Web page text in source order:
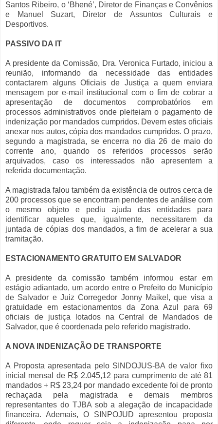
Santos Ribeiro, o ‘Bhené’, Diretor de Finanças e Convênios
e Manuel Suzart, Diretor de Assuntos Culturais e
Desportivos.
PASSIVO DA IT
A presidente da Comissão, Dra. Veronica Furtado, iniciou a
reunião, informando da necessidade das entidades
contactarem alguns Oficiais de Justiça a quem enviara
mensagem por e-mail institucional com o fim de cobrar a
apresentação de documentos comprobatórios em
processos administrativos onde pleiteiam o pagamento de
indenização por mandados cumpridos. Devem estes oficiais
anexar nos autos, cópia dos mandados cumpridos. O prazo,
segundo a magistrada, se encerra no dia 26 de maio do
corrente ano, quando os referidos processos serão
arquivados, caso os interessados não apresentem a
referida documentação.
A magistrada falou também da existência de outros cerca de
200 processos que se encontram pendentes de análise com
o mesmo objeto e pediu ajuda das entidades para
identificar aqueles que, igualmente, necessitarem da
juntada de cópias dos mandados, a fim de acelerar a sua
tramitação.
ESTACIONAMENTO GRATUITO EM SALVADOR
A presidente da comissão também informou estar em
estágio adiantado, um acordo entre o Prefeito do Município
de Salvador e Juiz Corregedor Jonny Maikel, que visa a
gratuidade em estacionamentos da Zona Azul para 69
oficiais de justiça lotados na Central de Mandados de
Salvador, que é coordenada pelo referido magistrado.
A NOVA INDENIZAÇÃO DE TRANSPORTE
A Proposta apresentada pelo SINDOJUS-BA de valor fixo
inicial mensal de R$ 2.045,12 para cumprimento de até 81
mandados + R$ 23,24 por mandado excedente foi de pronto
rechaçada pela magistrada e demais membros
representantes do TJBA sob a alegação de incapacidade
financeira. Ademais, O SINPOJUD apresentou proposta